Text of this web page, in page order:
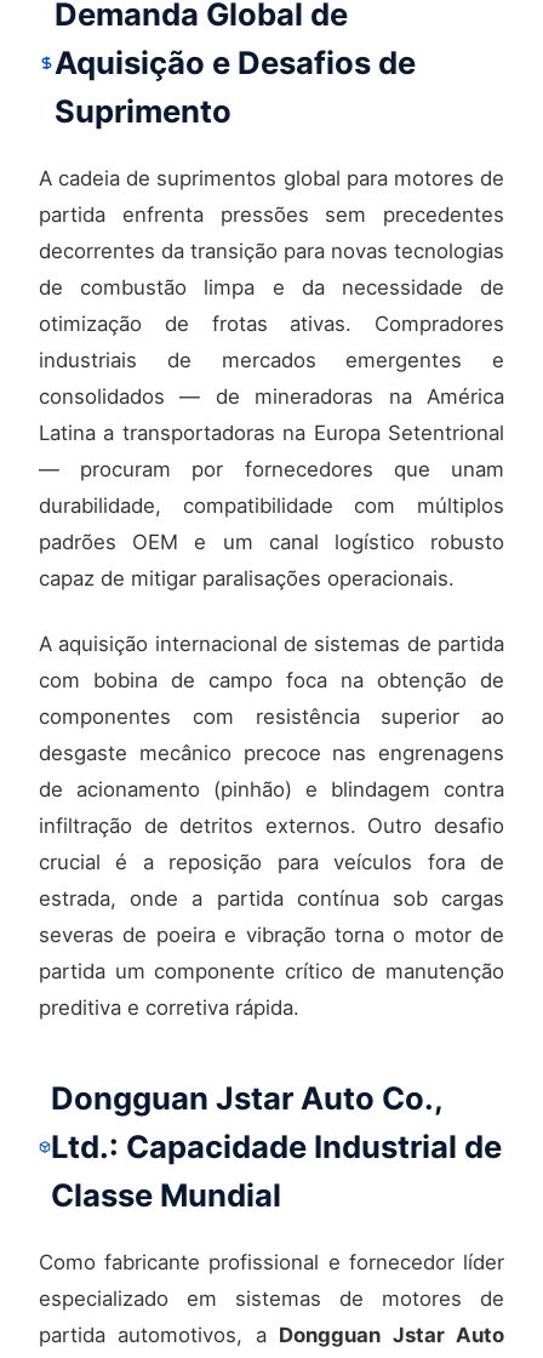
Demanda Global de
Aquisição e Desafios de
Suprimento
A cadeia de suprimentos global para motores de
partida enfrenta pressões sem precedentes
decorrentes da transição para novas tecnologias
de combustão limpa e da necessidade de
otimização de frotas ativas. Compradores
industriais de mercados emergentes e
consolidados — de mineradoras na América
Latina a transportadoras na Europa Setentrional
— procuram por fornecedores que unam
durabilidade, compatibilidade com múltiplos
padrões OEM e um canal logístico robusto
capaz de mitigar paralisações operacionais.
A aquisição internacional de sistemas de partida
com bobina de campo foca na obtenção de
componentes com resistência superior ao
desgaste mecânico precoce nas engrenagens
de acionamento (pinhão) e blindagem contra
infiltração de detritos externos. Outro desafio
crucial é a reposição para veículos fora de
estrada, onde a partida contínua sob cargas
severas de poeira e vibração torna o motor de
partida um componente crítico de manutenção
preditiva e corretiva rápida.
Dongguan Jstar Auto Co.,
Ltd.: Capacidade Industrial de
Classe Mundial
Como fabricante profissional e fornecedor líder
especializado em sistemas de motores de
partida automotivos, a Dongguan Jstar Auto